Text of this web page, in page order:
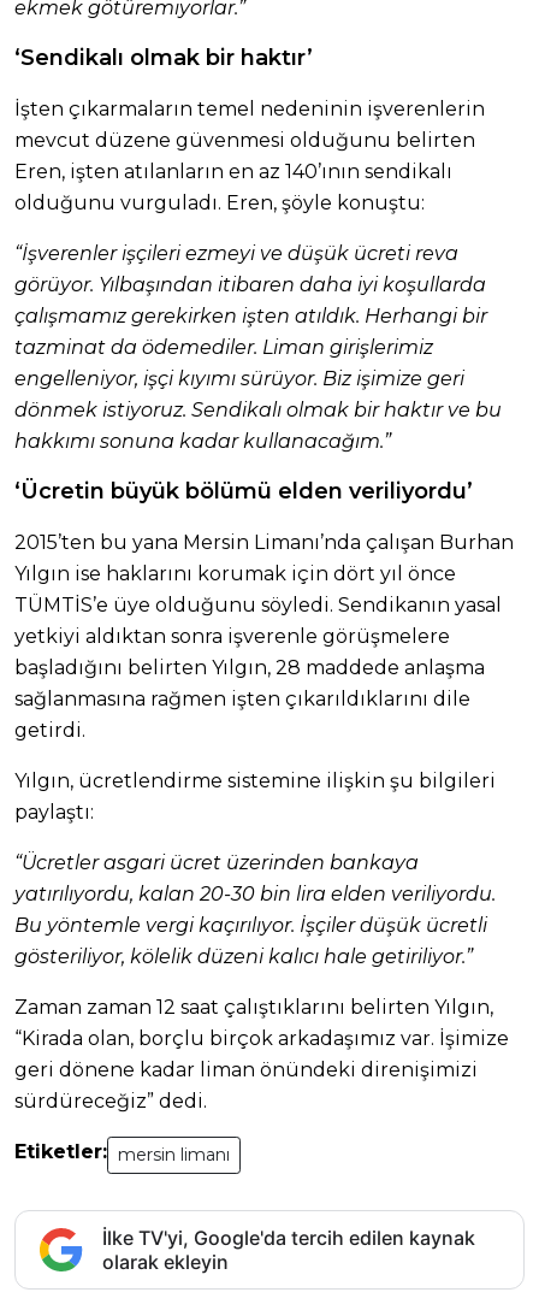
ekmek götüremiyorlar.”
‘Sendikalı olmak bir haktır’
İşten çıkarmaların temel nedeninin işverenlerin
mevcut düzene güvenmesi olduğunu belirten
Eren, işten atılanların en az 140’ının sendikalı
olduğunu vurguladı. Eren, şöyle konuştu:
“İşverenler işçileri ezmeyi ve düşük ücreti reva
görüyor. Yılbaşından itibaren daha iyi koşullarda
çalışmamız gerekirken işten atıldık. Herhangi bir
tazminat da ödemediler. Liman girişlerimiz
engelleniyor, işçi kıyımı sürüyor. Biz işimize geri
dönmek istiyoruz. Sendikalı olmak bir haktır ve bu
hakkımı sonuna kadar kullanacağım.”
‘Ücretin büyük bölümü elden veriliyordu’
2015’ten bu yana Mersin Limanı’nda çalışan Burhan
Yılgın ise haklarını korumak için dört yıl önce
TÜMTİS’e üye olduğunu söyledi. Sendikanın yasal
yetkiyi aldıktan sonra işverenle görüşmelere
başladığını belirten Yılgın, 28 maddede anlaşma
sağlanmasına rağmen işten çıkarıldıklarını dile
getirdi.
Yılgın, ücretlendirme sistemine ilişkin şu bilgileri
paylaştı:
“Ücretler asgari ücret üzerinden bankaya
yatırılıyordu, kalan 20-30 bin lira elden veriliyordu.
Bu yöntemle vergi kaçırılıyor. İşçiler düşük ücretli
gösteriliyor, kölelik düzeni kalıcı hale getiriliyor.”
Zaman zaman 12 saat çalıştıklarını belirten Yılgın,
“Kirada olan, borçlu birçok arkadaşımız var. İşimize
geri dönene kadar liman önündeki direnişimizi
sürdüreceğiz” dedi.
Etiketler: mersin limanı
İlke TV'yi, Google'da tercih edilen kaynak
olarak ekleyin